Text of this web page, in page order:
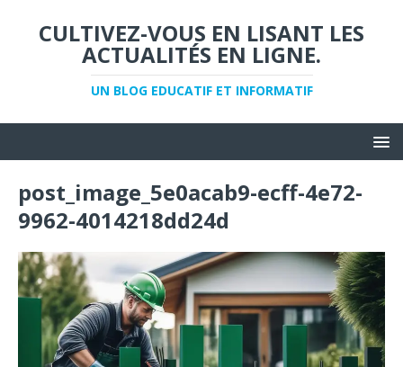
CULTIVEZ-VOUS EN LISANT LES
ACTUALITÉS EN LIGNE.
UN BLOG EDUCATIF ET INFORMATIF
post_image_5e0acab9-ecff-4e72-
9962-4014218dd24d